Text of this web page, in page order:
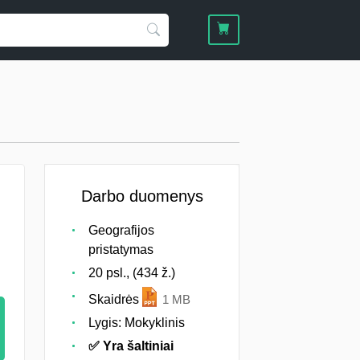
Darbo duomenys
Geografijos
pristatymas
20 psl., (434 ž.)
Skaidrės
1 MB
Lygis: Mokyklinis
✅ Yra šaltiniai